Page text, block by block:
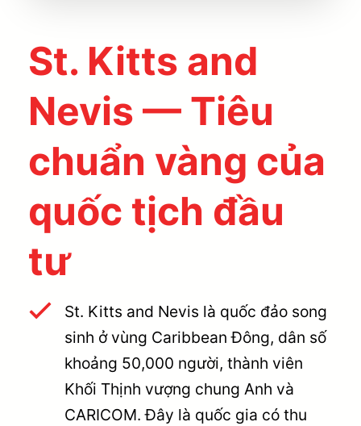
St. Kitts and
Nevis — Tiêu
chuẩn vàng của
quốc tịch đầu
tư
St. Kitts and Nevis là quốc đảo song
sinh ở vùng Caribbean Đông, dân số
khoảng 50,000 người, thành viên
Khối Thịnh vượng chung Anh và
CARICOM. Đây là quốc gia có thu